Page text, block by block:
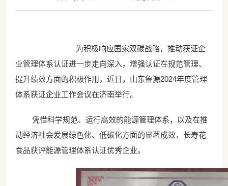
为积极响应国家双碳战略，推动获证企
业管理体系认证进一步走向深入，增强认证在规范管理、
提升绩效方面的积极作用，近日，山东鲁源2024年度管理
体系获证企业工作会议在济南举行。
凭借科学规范、运行高效的能源管理体系，以及在推
动经济社会发展绿色化、低碳化方面的显著成效，长寿花
食品获评能源管理体系认证优秀企业。